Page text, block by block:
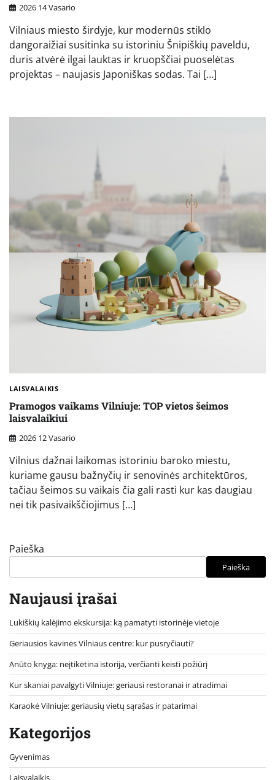
2026 14 Vasario
Vilniaus miesto širdyje, kur modernūs stiklo
dangoraižiai susitinka su istoriniu Šnipiškių paveldu,
duris atvėrė ilgai lauktas ir kruopščiai puoselėtas
projektas – naujasis Japoniškas sodas. Tai […]
LAISVALAIKIS
Pramogos vaikams Vilniuje: TOP vietos šeimos
laisvalaikiui
2026 12 Vasario
Vilnius dažnai laikomas istoriniu baroko miestu,
kuriame gausu bažnyčių ir senovinės architektūros,
tačiau šeimos su vaikais čia gali rasti kur kas daugiau
nei tik pasivaikščiojimus […]
Paieška
Paieška
Naujausi įrašai
Lukiškių kalėjimo ekskursija: ką pamatyti istorinėje vietoje
Geriausios kavinės Vilniaus centre: kur pusryčiauti?
Anūto knyga: neįtikėtina istorija, verčianti keisti požiūrį
Kur skaniai pavalgyti Vilniuje: geriausi restoranai ir atradimai
Karaokė Vilniuje: geriausių vietų sąrašas ir patarimai
Kategorijos
Gyvenimas
Laisvalaikis